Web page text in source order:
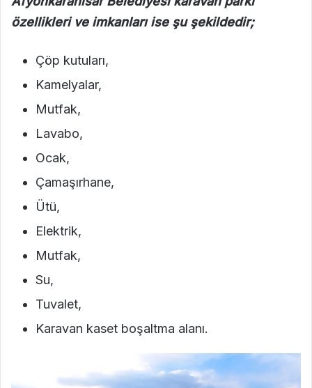
özellikleri ve imkanları ise şu şekildedir;
Çöp kutuları,
Kamelyalar,
Mutfak,
Lavabo,
Ocak,
Çamaşırhane,
Ütü,
Elektrik,
Mutfak,
Su,
Tuvalet,
Karavan kaset boşaltma alanı.